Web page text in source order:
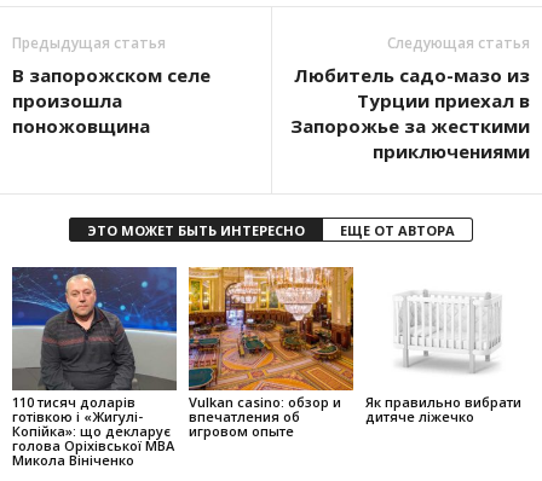
Предыдущая статья
В запорожском селе
произошла
поножовщина
Следующая статья
Любитель садо-мазо из
Турции приехал в
Запорожье за жесткими
приключениями
ЭТО МОЖЕТ БЫТЬ ИНТЕРЕСНО ЕЩЕ ОТ АВТОРА
110 тисяч доларів
готівкою і «Жигулі-
Копійка»: що декларує
голова Оріхівської МВА
Микола Вініченко
Vulkan casino: обзор и
впечатления об
игровом опыте
Як правильно вибрати
дитяче ліжечко